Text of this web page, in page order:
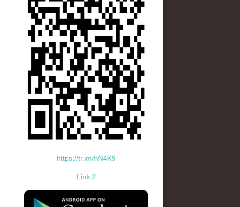
https://tr.im/hN4K9
Link 2
standard-icon-googleplay-app-store.png